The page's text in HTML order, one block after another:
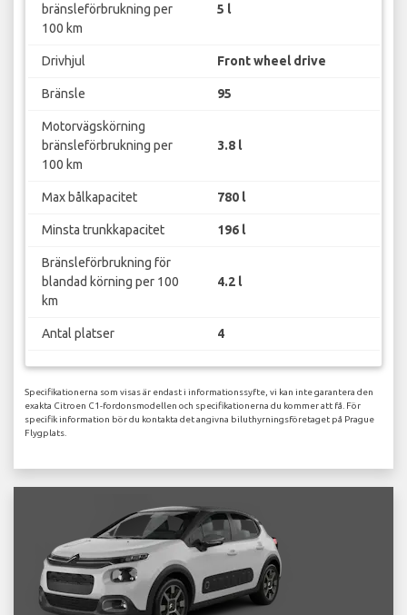
bränsleförbrukning per
100 km
5 l
Drivhjul Front wheel drive
Bränsle 95
Motorvägskörning
bränsleförbrukning per
100 km
3.8 l
Max bålkapacitet 780 l
Minsta trunkkapacitet 196 l
Bränsleförbrukning för
blandad körning per 100
km
4.2 l
Antal platser 4
Specifikationerna som visas är endast i informationssyfte, vi kan inte garantera den
exakta Citroen C1-fordonsmodellen och specifikationerna du kommer att få. För
specifik information bör du kontakta det angivna biluthyrningsföretaget på Prague
Flygplats.